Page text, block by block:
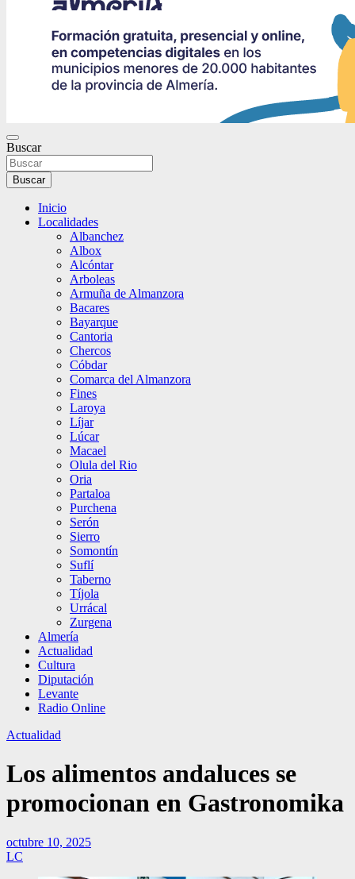
Buscar
Buscar
Inicio
Localidades
Albanchez
Albox
Alcóntar
Arboleas
Armuña de Almanzora
Bacares
Bayarque
Cantoria
Chercos
Cóbdar
Comarca del Almanzora
Fines
Laroya
Líjar
Lúcar
Macael
Olula del Rio
Oria
Partaloa
Purchena
Serón
Sierro
Somontín
Suflí
Taberno
Tíjola
Urrácal
Zurgena
Almería
Actualidad
Cultura
Diputación
Levante
Radio Online
Actualidad
Los alimentos andaluces se
promocionan en Gastronomika
octubre 10, 2025
LC